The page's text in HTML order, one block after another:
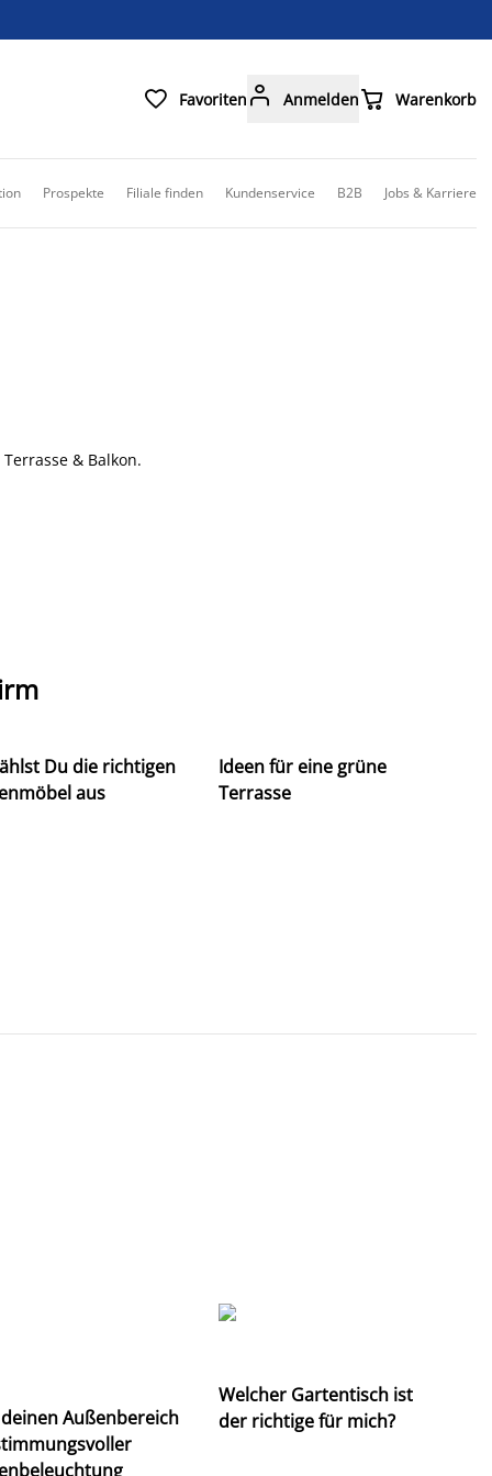
 Favoriten  Anmelden Warenkorb
Prospekte Filiale finden Kundenservice B2B Jobs & Karriere
& Balkon.
Du die richtigen
aus
Ideen für eine grüne
Terrasse
deinen Außenbereich
Welcher Gartentisch ist
der richtige für mich?